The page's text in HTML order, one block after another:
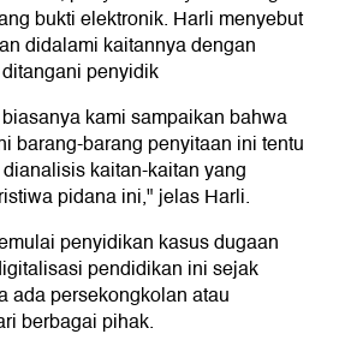
bukti elektronik. Harli menyebut
didalami kaitannya dengan
penyidik
kami sampaikan bahwa
barang-barang penyitaan ini tentu
kaitan-kaitan yang
pidana ini," jelas Harli.
penyidikan kasus dugaan
pendidikan ini sejak
ada persekongkolan atau
berbagai pihak.